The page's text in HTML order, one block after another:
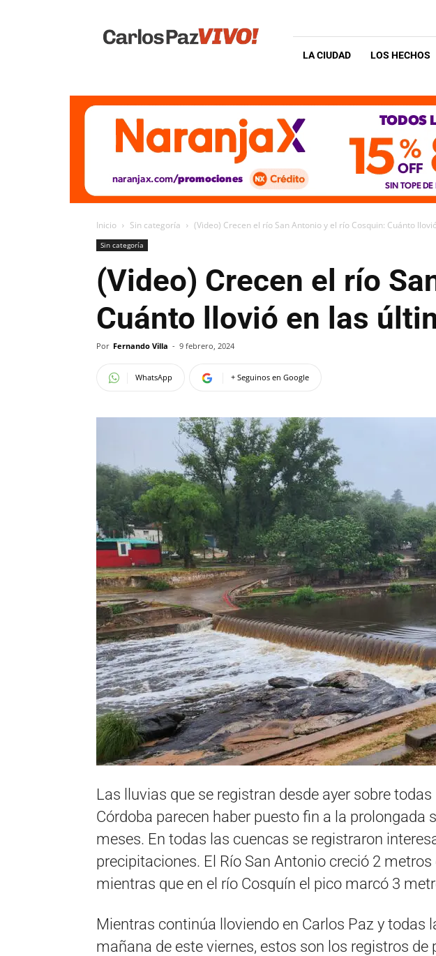
Vivo
LA CIUDAD LOS HECHOS
Inicio Sin categoría (Video) Crecen el río San Antonio y el río Cosquin: Cuánto
Sin categoría
(Video) Crecen el río
Cuánto llovió en las
Por Fernando Villa - 9 febrero, 2024
WhatsApp + Seguinos en Google
Las lluvias que se registran desde ayer sobre
Córdoba parecen haber puesto fin a la prolongada
meses. En todas las cuencas se registraron
precipitaciones. El Río San Antonio creció 2
mientras que en el río Cosquín el pico marcó 3
Mientras continúa lloviendo en Carlos Paz y todas
mañana de este viernes, estos son los registros de